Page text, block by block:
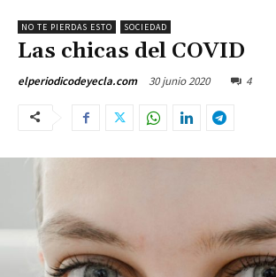
NO TE PIERDAS ESTO SOCIEDAD
Las chicas del COVID
elperiodicodeyecla.com 30 junio 2020 4